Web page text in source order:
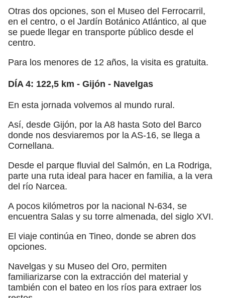
Otras dos opciones, son el Museo del Ferrocarril,
en el centro, o el Jardín Botánico Atlántico, al que
se puede llegar en transporte público desde el
centro.
Para los menores de 12 años, la visita es gratuita.
DÍA 4: 122,5 km - Gijón - Navelgas
En esta jornada volvemos al mundo rural.
Así, desde Gijón, por la A8 hasta Soto del Barco
donde nos desviaremos por la AS-16, se llega a
Cornellana.
Desde el parque fluvial del Salmón, en La Rodriga,
parte una ruta ideal para hacer en familia, a la vera
del río Narcea.
A pocos kilómetros por la nacional N-634, se
encuentra Salas y su torre almenada, del siglo XVI.
El viaje continúa en Tineo, donde se abren dos
opciones.
Navelgas y su Museo del Oro, permiten
familiarizarse con la extracción del material y
también con el bateo en los ríos para extraer los